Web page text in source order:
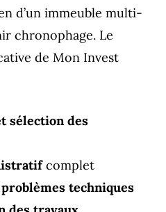
d’un immeuble multi-
chronophage. Le
de Mon Invest
sélection des
complet
techniques